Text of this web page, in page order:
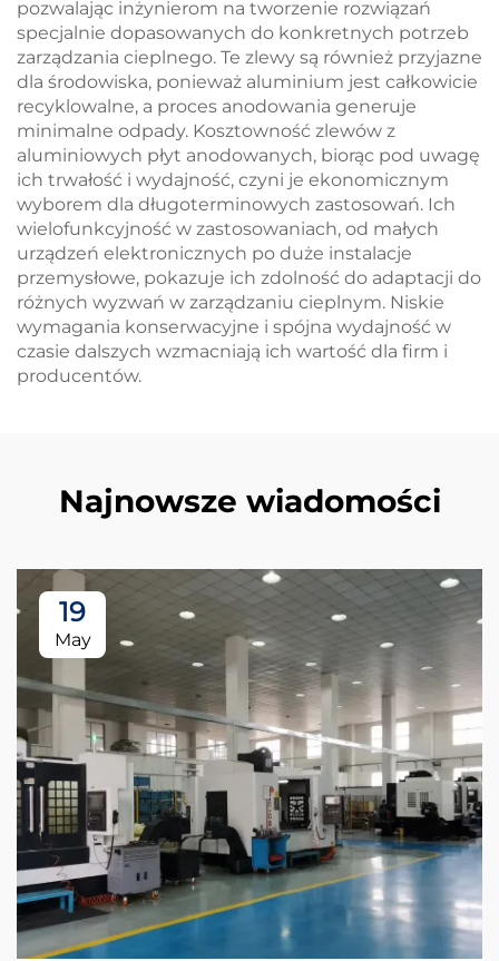
pozwalając inżynierom na tworzenie rozwiązań
specjalnie dopasowanych do konkretnych potrzeb
zarządzania cieplnego. Te zlewy są również przyjazne
dla środowiska, ponieważ aluminium jest całkowicie
recyklowalne, a proces anodowania generuje
minimalne odpady. Kosztowność zlewów z
aluminiowych płyt anodowanych, biorąc pod uwagę
ich trwałość i wydajność, czyni je ekonomicznym
wyborem dla długoterminowych zastosowań. Ich
wielofunkcyjność w zastosowaniach, od małych
urządzeń elektronicznych po duże instalacje
przemysłowe, pokazuje ich zdolność do adaptacji do
różnych wyzwań w zarządzaniu cieplnym. Niskie
wymagania konserwacyjne i spójna wydajność w
czasie dalszych wzmacniają ich wartość dla firm i
producentów.
Najnowsze wiadomości
19
May